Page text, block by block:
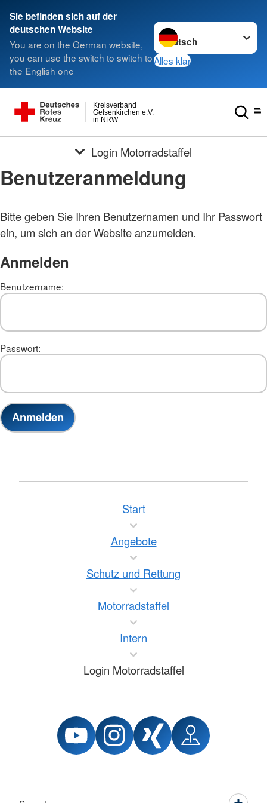
Sie befinden sich auf der
deutschen Website
You are on the German website,
you can use the switch to switch to
the English one
Sprache wechseln zu
Alles klar
in NRW
Gelsenkirchen e.V.
Kreisverband
Login Motorradstaffel
Benutzeranmeldung
Bitte geben Sie Ihren Benutzernamen und Ihr Passwort
ein, um sich an der Website anzumelden.
Anmelden
Benutzername:
Passwort:
Start
Angebote
Schutz und Rettung
Motorradstaffel
Intern
Login Motorradstaffel